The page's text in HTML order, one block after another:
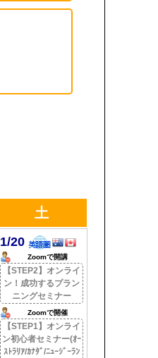
土
1/20
Zoomで開講
【STEP2】オンライ
ン！成功するプラン
ニングセミナー
Zoomで開催
【STEP1】オンライ
ン初心者セミナー(ｵｰ
ｽﾄﾗﾘｱ/ｶﾅﾀﾞ/ﾆｭｰｼﾞｰﾗﾝ